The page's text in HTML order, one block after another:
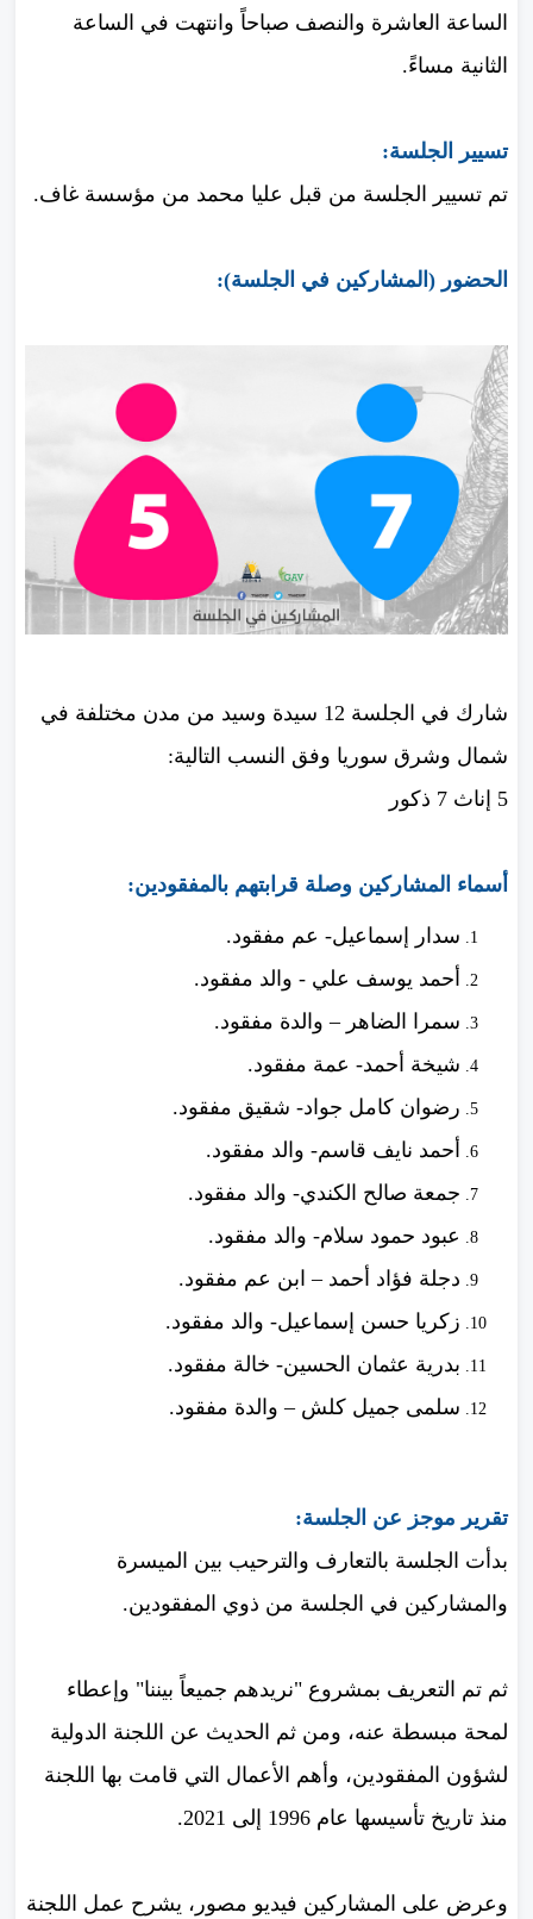
الساعة العاشرة والنصف صباحاً وانتهت في الساعة
الثانية مساءً.
تسيير الجلسة:
تم تسيير الجلسة من قبل عليا محمد من مؤسسة غاف.
الحضور (المشاركين في الجلسة):
شارك في الجلسة 12 سيدة وسيد من مدن مختلفة في
شمال وشرق سوريا وفق النسب التالية:
5 إناث 7 ذكور
أسماء المشاركين وصلة قرابتهم بالمفقودين:
سدار إسماعيل- عم مفقود.
أحمد يوسف علي - والد مفقود.
سمرا الضاهر – والدة مفقود.
شيخة أحمد- عمة مفقود.
رضوان كامل جواد- شقيق مفقود.
أحمد نايف قاسم- والد مفقود.
جمعة صالح الكندي- والد مفقود.
عبود حمود سلام- والد مفقود.
دجلة فؤاد أحمد – ابن عم مفقود.
زكريا حسن إسماعيل- والد مفقود.
بدرية عثمان الحسين- خالة مفقود.
سلمى جميل كلش – والدة مفقود.
تقرير موجز عن الجلسة:
بدأت الجلسة بالتعارف والترحيب بين الميسرة
والمشاركين في الجلسة من ذوي المفقودين.
ثم تم التعريف بمشروع "نريدهم جميعاً بيننا" وإعطاء
لمحة مبسطة عنه، ومن ثم الحديث عن اللجنة الدولية
لشؤون المفقودين، وأهم الأعمال التي قامت بها اللجنة
منذ تاريخ تأسيسها عام 1996 إلى 2021.
وعرض على المشاركين فيديو مصور، يشرح عمل اللجنة